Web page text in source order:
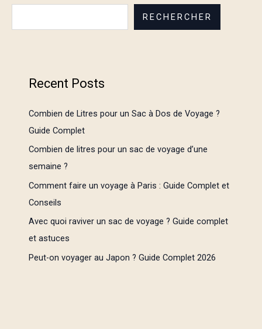
RECHERCHER
Recent Posts
Combien de Litres pour un Sac à Dos de Voyage ?
Guide Complet
Combien de litres pour un sac de voyage d’une
semaine ?
Comment faire un voyage à Paris : Guide Complet et
Conseils
Avec quoi raviver un sac de voyage ? Guide complet
et astuces
Peut-on voyager au Japon ? Guide Complet 2026